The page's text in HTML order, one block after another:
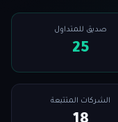
صديق للمتداول
25
الشركات المتتبعة